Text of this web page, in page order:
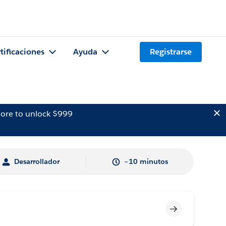
Ayuda Registrarse
to unlock $999
Desarrollador ~10 minutos
Incompleto